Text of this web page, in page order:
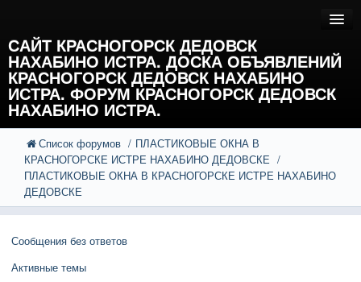
САЙТ КРАСНОГОРСК ДЕДОВСК
НАХАБИНО ИСТРА. ДОСКА ОБЪЯВЛЕНИЙ
КРАСНОГОРСК ДЕДОВСК НАХАБИНО
ИСТРА. ФОРУМ КРАСНОГОРСК ДЕДОВСК
НАХАБИНО ИСТРА.
FAQ
Регистрация
Вход
Расширенный поиск
Список форумов
ПЛАСТИКОВЫЕ ОКНА В
КРАСНОГОРСКЕ ИСТРЕ НАХАБИНО ДЕДОВСКЕ
ПЛАСТИКОВЫЕ ОКНА В КРАСНОГОРСКЕ ИСТРЕ НАХАБИНО
ДЕДОВСКЕ
Сообщения без ответов
Активные темы